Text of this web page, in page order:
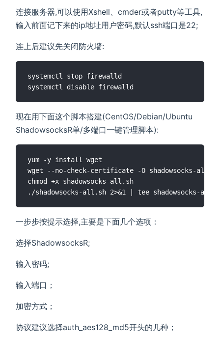
连接服务器,可以使用Xshell、cmder或者putty等工具,
输入前面记下来的ip地址用户密码,默认ssh端口是22;
连上后建议先关闭防火墙:
systemctl stop firewalld
现在用下面这个脚本搭建(CentOS/Debian/Ubuntu
ShadowsocksR单/多端口一键管理脚本):
yum -y install wget
wget --no-check-certificate -O shadowsocks-
chmod +x shadowsocks-all.sh
一步步按提示选择,主要是下面几个选项：
选择ShadowsocksR;
输入密码;
输入端口；
加密方式；
协议建议选择auth_aes128_md5开头的几种；